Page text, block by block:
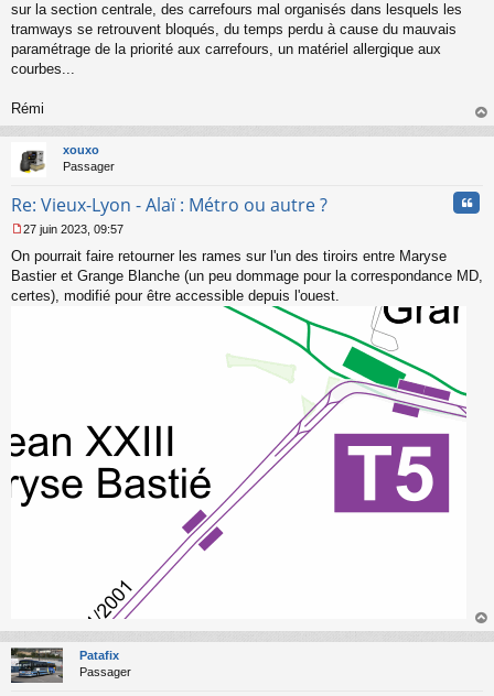
sur la section centrale, des carrefours mal organisés dans lesquels les
tramways se retrouvent bloqués, du temps perdu à cause du mauvais
paramétrage de la priorité aux carrefours, un matériel allergique aux
courbes...
Rémi
au
xouxo
Passager
Re: Vieux-Lyon - Alaï : Métro ou autre ?
e
s
s
27 juin 2023, 09:57
On pourrait faire retourner les rames sur l'un des tiroirs entre Maryse
Bastier et Grange Blanche (un peu dommage pour la correspondance MD,
certes), modifié pour être accessible depuis l'ouest.
au
Patafix
Passager